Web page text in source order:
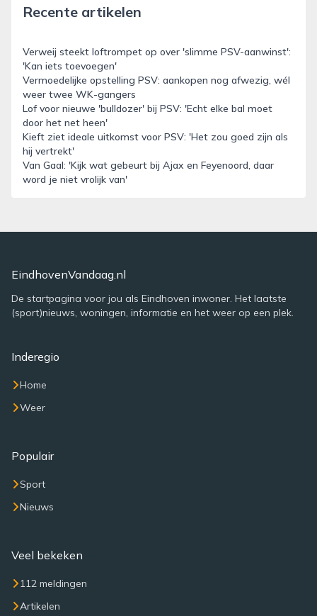
Recente artikelen
Verweij steekt loftrompet op over 'slimme PSV-aanwinst':
'Kan iets toevoegen'
Vermoedelijke opstelling PSV: aankopen nog afwezig, wél
weer twee WK-gangers
Lof voor nieuwe 'bulldozer' bij PSV: 'Echt elke bal moet
door het net heen'
Kieft ziet ideale uitkomst voor PSV: 'Het zou goed zijn als
hij vertrekt'
Van Gaal: 'Kijk wat gebeurt bij Ajax en Feyenoord, daar
word je niet vrolijk van'
EindhovenVandaag.nl
De startpagina voor jou als Eindhoven inwoner. Het laatste
(sport)nieuws, woningen, informatie en het weer op een plek.
Inderegio
Home
Weer
Populair
Sport
Nieuws
Veel bekeken
112 meldingen
Artikelen